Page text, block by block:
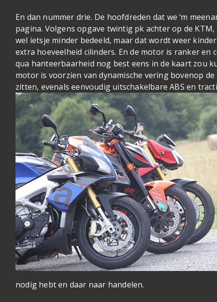
En dan nummer drie. De hoofdreden dat we ‘m
pagina. Volgens opgave twintig pk achter op de
wel ietsje minder bedeeld, maar dat wordt weer
extra hoeveelheid cilinders. En de motor is ranker en
qua hanteerbaarheid nog best eens in de kaart zou
motor is voorzien van dynamische vering bovenop
zitten, evenals eenvoudig uitschakelbare ABS en t
nodig hebt en daar naar handelen.